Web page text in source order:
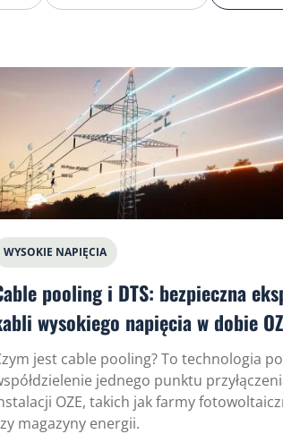
WYSOKIE NAPIĘCIA
pooling i DTS: bezpieczna
wysokiego napięcia w dobie
jest cable pooling? To technologia
jednego punktu
OZE, takich jak farmy
magazyny energii.